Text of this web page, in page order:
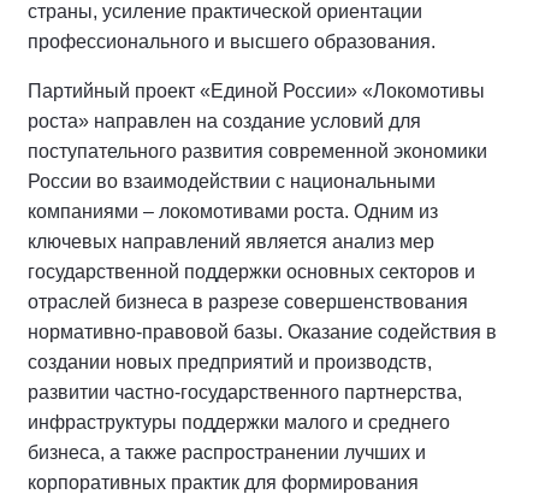
страны, усиление практической ориентации
профессионального и высшего образования.
Партийный проект «Единой России» «Локомотивы
роста» направлен на создание условий для
поступательного развития современной экономики
России во взаимодействии с национальными
компаниями – локомотивами роста. Одним из
ключевых направлений является анализ мер
государственной поддержки основных секторов и
отраслей бизнеса в разрезе совершенствования
нормативно-правовой базы. Оказание содействия в
создании новых предприятий и производств,
развитии частно-государственного партнерства,
инфраструктуры поддержки малого и среднего
бизнеса, а также распространении лучших и
корпоративных практик для формирования